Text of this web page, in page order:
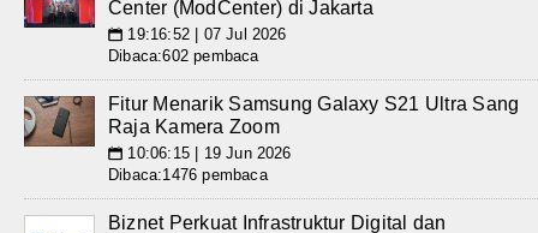
Center (ModCenter) di Jakarta
📅 19:16:52 | 07 Jul 2026
Dibaca:602 pembaca
Fitur Menarik Samsung Galaxy S21 Ultra Sang
Raja Kamera Zoom
📅 10:06:15 | 19 Jun 2026
Dibaca:1476 pembaca
Biznet Perkuat Infrastruktur Digital dan